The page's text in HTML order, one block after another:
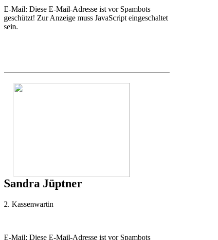
E-Mail: Diese E-Mail-Adresse ist vor Spambots
geschützt! Zur Anzeige muss JavaScript eingeschaltet
sein.
Sandra Jüptner
2. Kassenwartin
E-Mail: Diese E-Mail-Adresse ist vor Spambots